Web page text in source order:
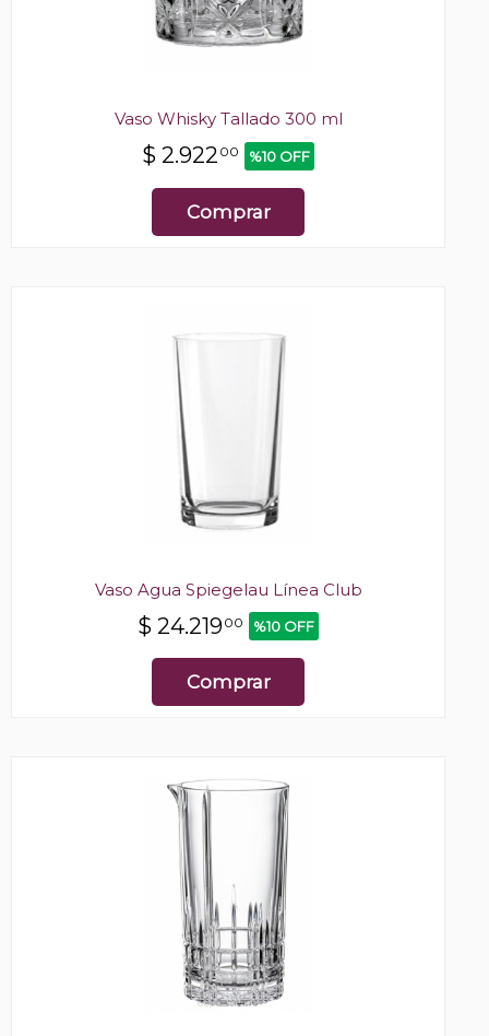
Vaso Whisky Tallado 300 ml
$ 2.922 00 %10 OFF
Comprar
Vaso Agua Spiegelau Línea Club
$ 24.21900 %10 OFF
Comprar